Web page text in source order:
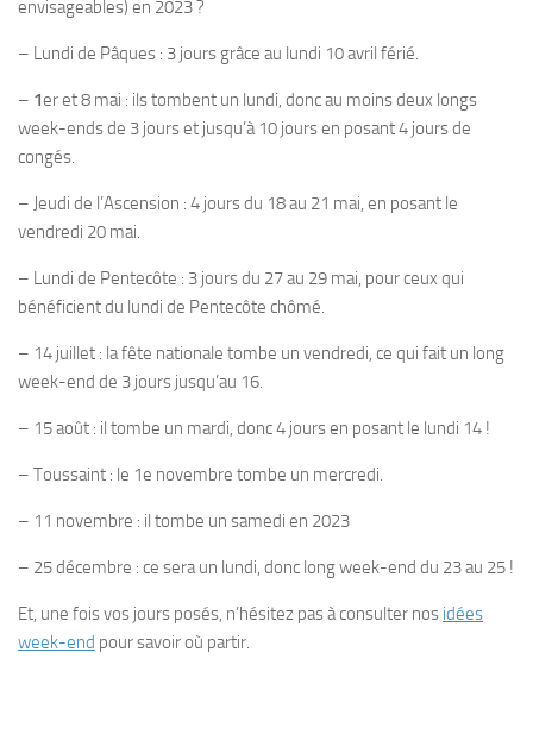
envisageables) en 2023 ?
– Lundi de Pâques : 3 jours grâce au lundi 10 avril férié.
– 1er et 8 mai : ils tombent un lundi, donc au moins deux longs
week-ends de 3 jours et jusqu’à 10 jours en posant 4 jours de
congés.
– Jeudi de l’Ascension : 4 joursdu 18 au 21 mai, en posant le
vendredi 20 mai.
– Lundi de Pentecôte : 3 joursdu 27 au 29 mai, pour ceux qui
bénéficient du lundi de Pentecôte chômé.
– 14 juillet : la fête nationale tombe un vendredi, ce qui fait un long
week-end de 3 jours jusqu’au 16.
– 15 août : il tombe un mardi, donc 4 jours en posant le lundi 14 !
– Toussaint : le 1e novembre tombe un mercredi.
– 11 novembre : il tombe un samedi en 2023
– 25 décembre : ce sera un lundi, donc long week-end du 23 au 25 !
Et, une fois vos jours posés, n’hésitez pas à consulter nos idées
week-end pour savoir où partir.